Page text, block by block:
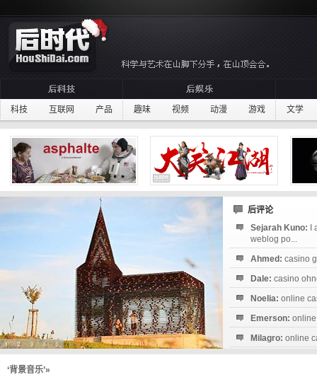
科技 互联网 产品 趣味 视频 动漫 游戏 文学
后评论
Sejarah Kuno:
weblog po...
Ahmed: casino
Dale: casino
Noelia: online
Emerson:
Milagro: online
‘背景音乐’»